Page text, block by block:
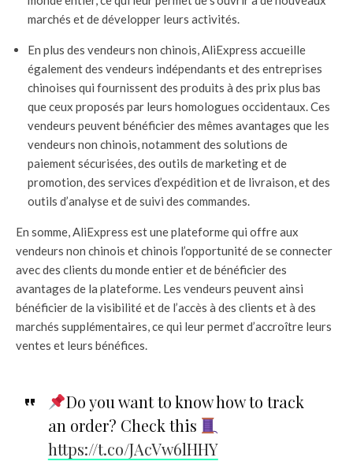
marchés et de développer leurs activités.
En plus des vendeurs non chinois, AliExpress accueille
également des vendeurs indépendants et des entreprises
chinoises qui fournissent des produits à des prix plus bas
que ceux proposés par leurs homologues occidentaux. Ces
vendeurs peuvent bénéficier des mêmes avantages que les
vendeurs non chinois, notamment des solutions de
paiement sécurisées, des outils de marketing et de
promotion, des services d’expédition et de livraison, et des
outils d’analyse et de suivi des commandes.
En somme, AliExpress est une plateforme qui offre aux
vendeurs non chinois et chinois l’opportunité de se connecter
avec des clients du monde entier et de bénéficier des
avantages de la plateforme. Les vendeurs peuvent ainsi
bénéficier de la visibilité et de l’accès à des clients et à des
marchés supplémentaires, ce qui leur permet d’accroître leurs
ventes et leurs bénéfices.
Do you want to know how to track
an order? Check this
https://t.co/JAcVw6lHHY